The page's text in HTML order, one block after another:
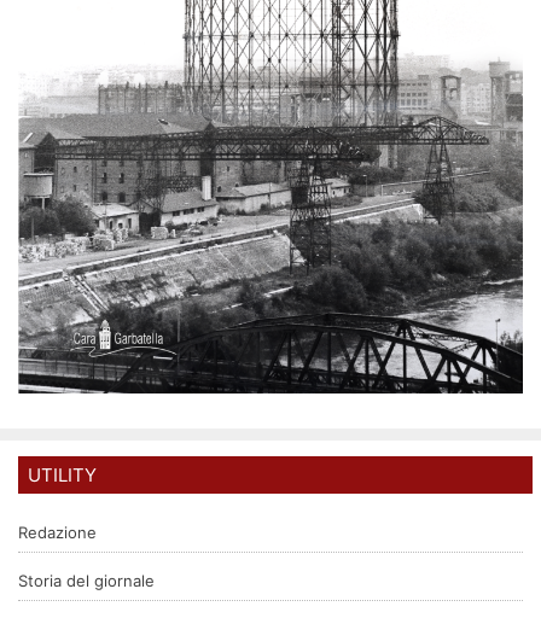
UTILITY
Redazione
Storia del giornale